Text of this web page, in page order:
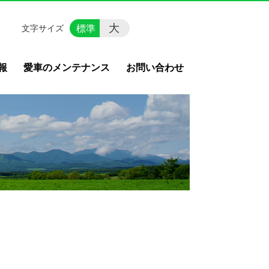
愛車のメンテナンス お問い合わせ
文字サイズ 標準 大